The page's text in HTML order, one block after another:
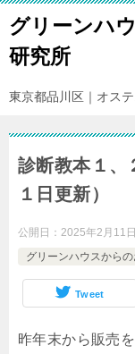
グリーンハ
研究所
東京都品川区｜オス
診断教本１、
１日更新）
公開日： 2025年2月11日
グリーンハウスから
Tweet
昨年末から販売